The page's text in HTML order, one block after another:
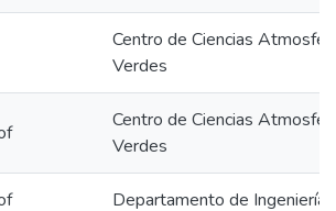
Centro de Ciencias
Verdes
Centro de Ciencias
Verdes
Departamento de Ingeniería